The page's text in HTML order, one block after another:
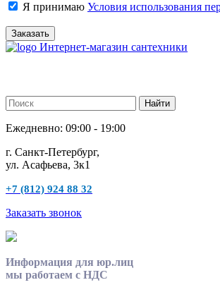
Я принимаю Условия использования
Заказать
Интернет-магазин сантехники
Ежедневно: 09:00 - 19:00
г. Санкт-Петербург,
ул. Асафьева, 3к1
+7 (812) 924 88 32
Заказать звонок
Информация для юр.лиц
мы работаем с НДС